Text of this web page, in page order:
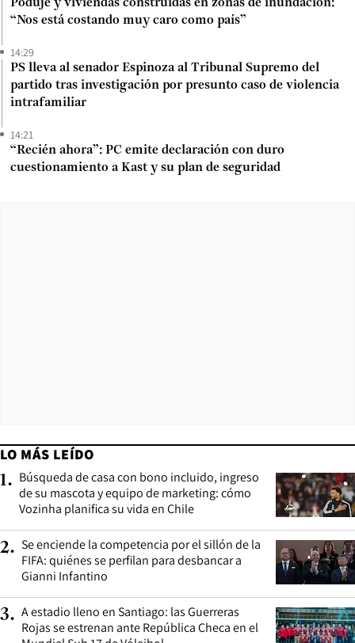
Poduje y viviendas construidas en zonas de inundación:
“Nos está costando muy caro como país”
14:29
PS lleva al senador Espinoza al Tribunal Supremo del
partido tras investigación por presunto caso de violencia
intrafamiliar
14:21
“Recién ahora”: PC emite declaración con duro
cuestionamiento a Kast y su plan de seguridad
LO MÁS LEÍDO
1. Búsqueda de casa con bono incluido, ingreso
de su mascota y equipo de marketing: cómo
Vozinha planifica su vida en Chile
2. Se enciende la competencia por el sillón de la
FIFA: quiénes se perfilan para desbancar a
Gianni Infantino
3. A estadio lleno en Santiago: las Guerreras
Rojas se estrenan ante República Checa en el